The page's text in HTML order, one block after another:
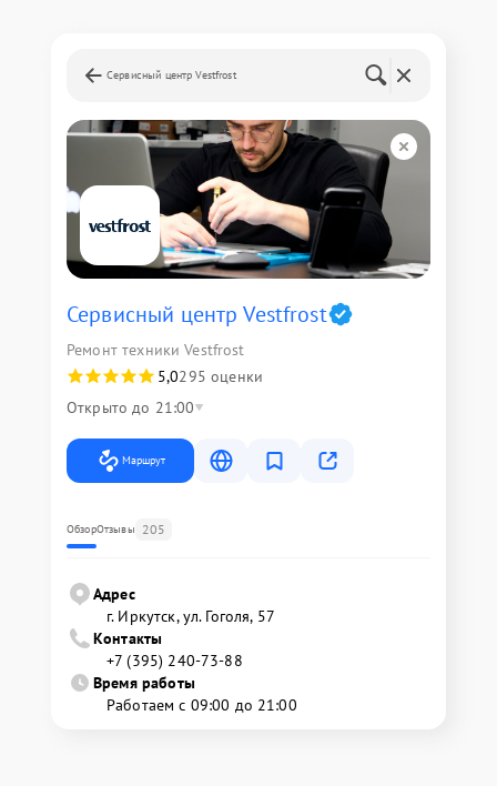
Сервисный центр Vestfrost
Сервисный центр Vestfrost
Ремонт техники Vestfrost
5,0295 оценки
Открыто до 21:00
Маршрут
ОбзорОтзывы 205
Адрес
г. Иркутск, ул. ​Гоголя, 57
Контакты
+7 (395) 240-73-88
Время работы
Работаем с 09:00 до 21:00